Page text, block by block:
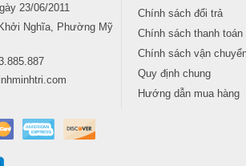
23/06/2011
Nghĩa, Phường Mỹ
Chính sách đổi trả
Chính sách thanh toán
Chính sách vận
Quy định chung
Hướng dẫn mua hàng